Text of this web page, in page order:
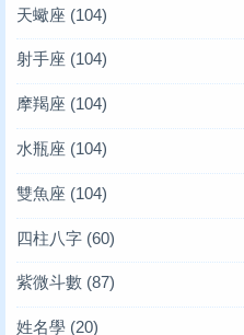
天蠍座 (104)
射手座 (104)
摩羯座 (104)
水瓶座 (104)
雙魚座 (104)
四柱八字 (60)
紫微斗數 (87)
姓名學 (20)